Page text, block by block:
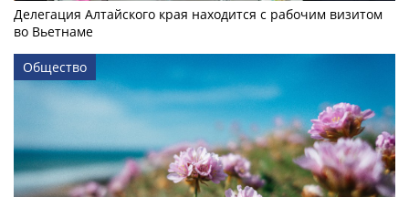
Делегация Алтайского края находится с рабочим визитом
во Вьетнаме
Общество